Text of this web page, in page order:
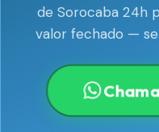
de Sorocaba 24h
valor fechado —